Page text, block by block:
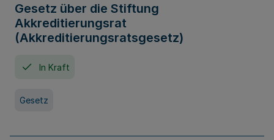
Gesetz über die Stiftung
Akkreditierungsrat
(Akkreditierungsratsgesetz)
In Kraft
Gesetz